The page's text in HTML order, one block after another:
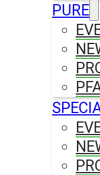
PURE